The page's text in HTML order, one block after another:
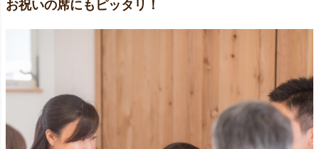
お祝いの席にもピッタリ！